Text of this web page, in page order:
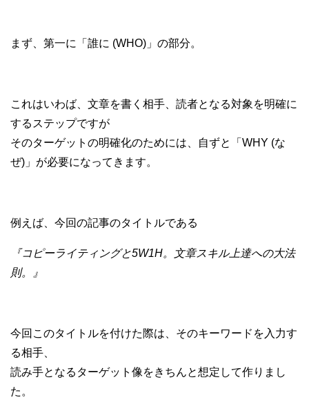
まず、第一に「誰に (WHO)」の部分。
これはいわば、文章を書く相手、読者となる対象を明確に
するステップですが
そのターゲットの明確化のためには、自ずと「WHY (な
ぜ)」が必要になってきます。
例えば、今回の記事のタイトルである
『コピーライティングと5W1H。文章スキル上達への大法
則。』
今回このタイトルを付けた際は、そのキーワードを入力す
る相手、
読み手となるターゲット像をきちんと想定して作りまし
た。